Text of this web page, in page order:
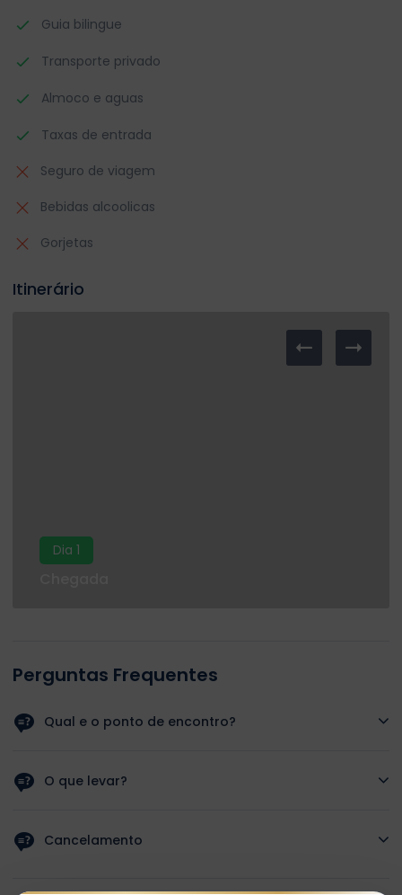
Guia bilingue
Transporte privado
Almoco e aguas
Taxas de entrada
Seguro de viagem
Bebidas alcoolicas
Gorjetas
Itinerário
Dia 1
Perguntas Frequentes
Qual e o ponto de encontro?
O que levar?
fotografica.
Cancelamento